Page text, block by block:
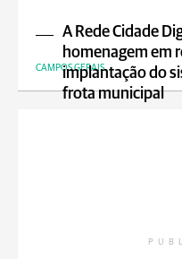
A Rede Cidade
homenagem em
implantação do
frota municipal
CAMPOS GERAIS